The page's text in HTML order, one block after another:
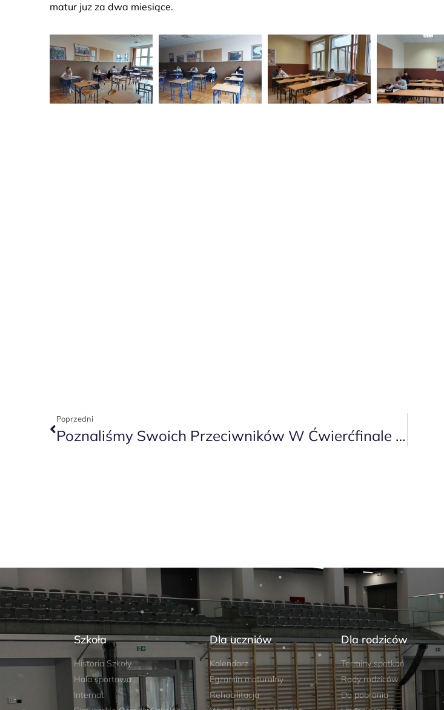
matur juz za dwa miesiące.
Poprzedni
Poznaliśmy Swoich Przeciwników W Ćwierćfinale Mistrzostwa Polski Juniorów.
Szkoła
Historia Szkoły
Hala sportowa
Internat
Dla uczniów
Kalendarz
Egzamin maturalny
Rehabilitacja
Dla rodziców
Terminy spotkań
Rady rodziców
Do pobrania